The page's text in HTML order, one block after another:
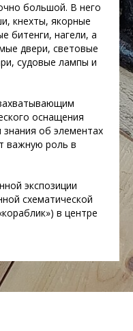
большой. В него
кнехты, якорные
битенги, нагели, а
двери, световые
судовые лампы и
оснащения
об элементах
важную роль в
экспозиции
схематической
в центре